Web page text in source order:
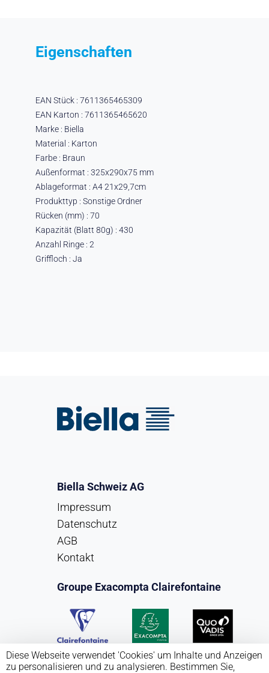
Eigenschaften
EAN Stück : 7611365465309
EAN Karton : 7611365465620
Marke : Biella
Material : Karton
Farbe : Braun
Außenformat : 325x290x75 mm
Ablageformat : A4 21x29,7cm
Produkttyp : Sonstige Ordner
Rücken (mm) : 70
Kapazität (Blatt 80g) : 430
Anzahl Ringe : 2
Griffloch : Ja
Biella Schweiz AG
Impressum
Datenschutz
AGB
Kontakt
Groupe Exacompta Clairefontaine
Diese Webseite verwendet 'Cookies' um Inhalte und Anzeigen
zu personalisieren und zu analysieren. Bestimmen Sie,